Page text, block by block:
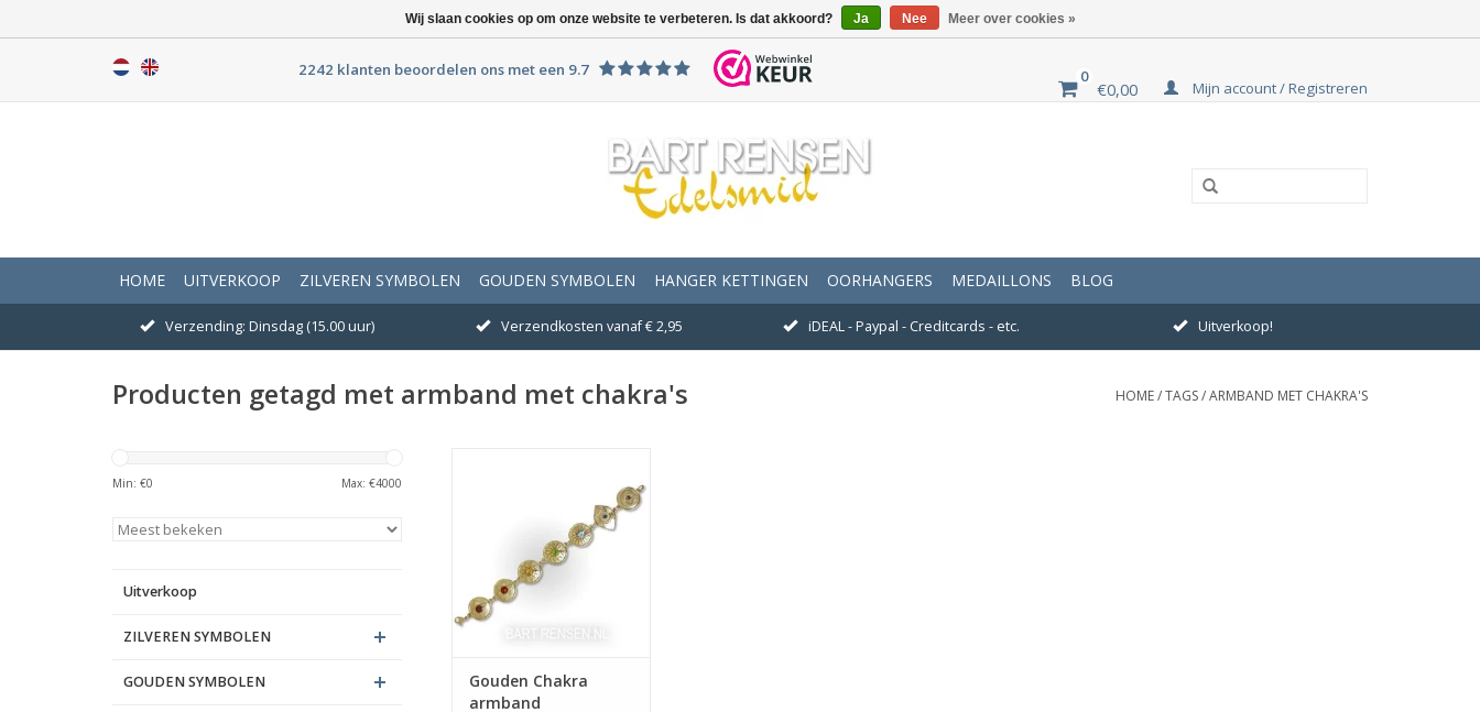
2242 klanten beoordelen ons met een 9.7 0
€0,00 Mijn account / Registreren
HOME UITVERKOOP ZILVEREN SYMBOLEN GOUDEN SYMBOLEN HANGER KETTINGEN OORHANGERS MEDAILLONS BLOG
Verzending: Dinsdag (15.00 uur) Verzendkosten vanaf € 2,95 iDEAL - Paypal - Creditcards - etc. Uitverkoop!
Producten getagd met armband met chakra's HOME/TAGS/ARMBAND MET CHAKRA'S
Min: €0 Max: €4000
Uitverkoop
ZILVEREN SYMBOLEN
GOUDEN SYMBOLEN
Gouden Chakra
armband
Wij slaan cookies op om onze website te verbeteren. Is dat akkoord? Ja Nee Meer over cookies »